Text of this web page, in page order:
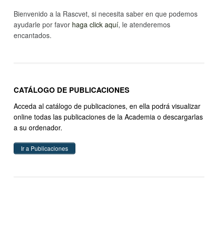
Bienvenido a la Rascvet, si necesita saber en que podemos
ayudarle por favor haga click aquí, le atenderemos
encantados.
CATÁLOGO DE PUBLICACIONES
Acceda al catálogo de publicaciones, en ella podrá visualizar
online todas las publicaciones de la Academia o descargarlas
a su ordenador.
Ir a Publicaciones